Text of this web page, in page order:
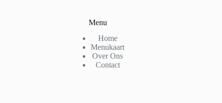
Menu
Home
Menukaart
Over Ons
Contact